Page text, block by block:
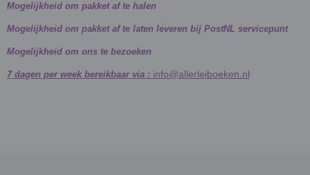
Mogelijkheid om pakket af te halen
Mogelijkheid om pakket af te laten leveren bij PostNL servicepunt
Mogelijkheid om ons te bezoeken
7 dagen per week bereikbaar via : info@allerleiboeken.nl